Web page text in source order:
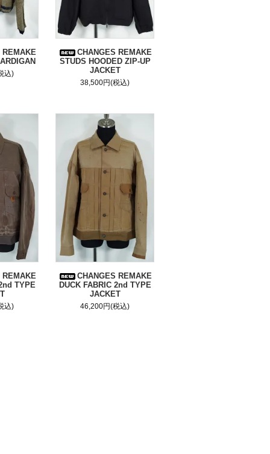
REMAKE
込)
CHANGES REMAKE
STUDS HOODED ZIP-UP
JACKET
38,500円(税込)
REMAKE
TYPE
込)
CHANGES REMAKE
DUCK FABRIC 2nd TYPE
JACKET
46,200円(税込)